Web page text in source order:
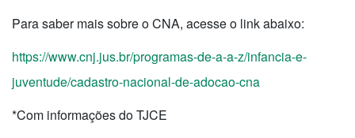
Para saber mais sobre o CNA, acesse o link abaixo:
https://www.cnj.jus.br/programas-de-a-a-z/infancia-e-
juventude/cadastro-nacional-de-adocao-cna
*Com informações do TJCE